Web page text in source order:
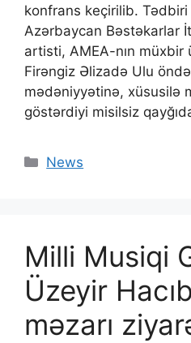
konfrans keçirilib.
Azərbaycan Bəstəkarlar
artisti, AMEA-nın müxbir
Firəngiz Əlizadə Ulu
mədəniyyətinə, xüsusilə
göstərdiyi misilsiz
News
Milli Musiqi
Üzeyir
məzarı